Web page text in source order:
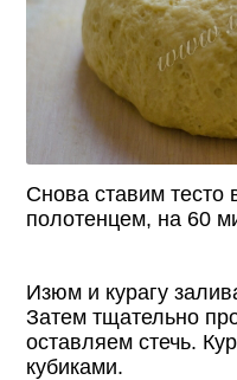
Снова ставим тесто
полотенцем, на 60
Изюм и курагу
Затем тщательно
оставляем стечь.
кубиками.